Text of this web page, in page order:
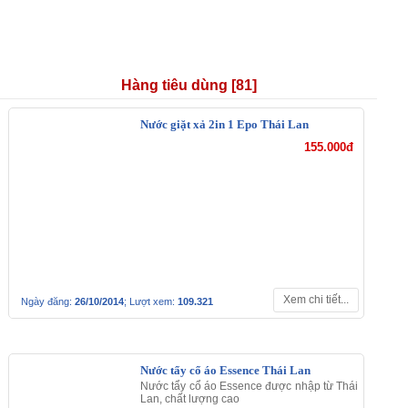
Hàng tiêu dùng [81]
Nước giặt xả 2in 1
Epo Thái Lan
Ngày đăng: 26/10/2014; Lượt xem: 109.321 Xem chi tiết...
Nước tẩy
cổ áo